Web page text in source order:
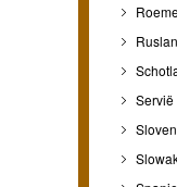
Servië